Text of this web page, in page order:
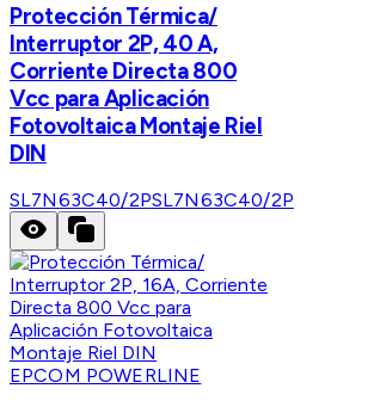
Protección Térmica/
Interruptor 2P, 40 A,
Corriente Directa 800
Vcc para Aplicación
Fotovoltaica Montaje Riel
DIN
SL7N63C40/2PSL7N63C40/2P
EPCOM POWERLINE